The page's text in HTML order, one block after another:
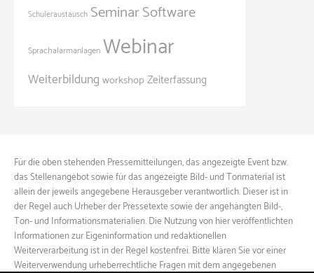
Schüleraustausch SeminarSoftware
Sprachalarmanlagen Webinar
Weiterbildung workshop Zeiterfassung
Für die oben stehenden Pressemitteilungen, das angezeigte Event bzw.
das Stellenangebot sowie für das angezeigte Bild- und Tonmaterial ist
allein der jeweils angegebene Herausgeber verantwortlich. Dieser ist in
der Regel auch Urheber der Pressetexte sowie der angehängten Bild-,
Ton- und Informationsmaterialien. Die Nutzung von hier veröffentlichten
Informationen zur Eigeninformation und redaktionellen
Weiterverarbeitung ist in der Regel kostenfrei. Bitte klären Sie vor einer
Weiterverwendung urheberrechtliche Fragen mit dem angegebenen